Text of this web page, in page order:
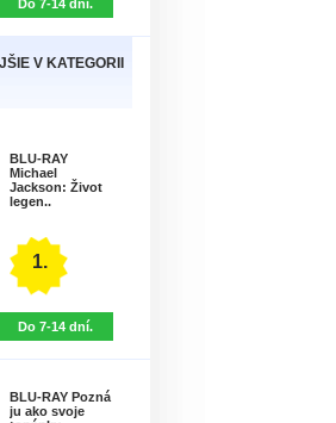
Do 7-14 dní.
V KATEGORII
BLU-RAY
Michael
Jackson: Život
legen..
1.
Do 7-14 dní.
BLU-RAY Pozná
ju ako svoje